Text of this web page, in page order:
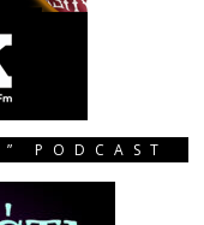
PODCAST